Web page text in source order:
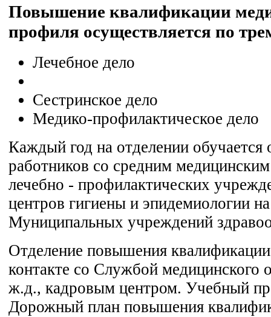
Повышение квалификации
профиля осуществляется по
Лечебное дело
Сестринское дело
Медико-профилактическое дело
Каждый год на отделении обучается
работников со средним
лечебно - профилактических
центров гигиены и эпидемиологии
Муниципальных учреждений
Отделение повышения
контакте со Службой
ж.д., кадровым центром. Учебный
Дорожный план повышения